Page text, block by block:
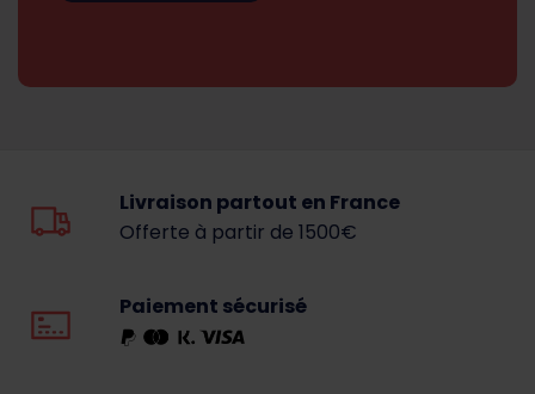
Livraison partout en France
Offerte à partir de 1500€
Paiement sécurisé